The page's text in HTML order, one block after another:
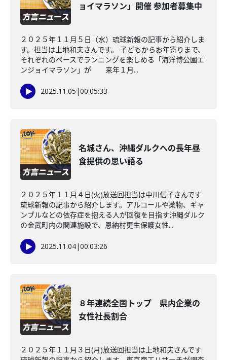
ョイマラソン」開催 参加者募集中
２０２５年１１月５日（水）琉球新報の記事から紹介しま
す。担当は上地和夫さんです。 子どもからお年寄りまで、
それぞれのペースでランニングを楽しめる「海洋博公園エ
ンジョイマラソン」が 来年１月...
2025.11.05 |00:05:33
名城さん、沖縄ダルクへの長年昼
食提供の思い語る
２０２５年１１月４日(火)放送回担当は中川信子さんです
琉球新報の記事から紹介します。アルコールや薬物、ギャ
ンブルなどの依存症を抱える人が回復を目指す沖縄ダルク
の金武町内の関連施設で、恩納村更生保護女性...
2025.11.04|00:03:26
８年連続全国トップ 県内企業の
女性社長割合
２０２５年１１月３日(月)放送回担当は上地和夫さんです